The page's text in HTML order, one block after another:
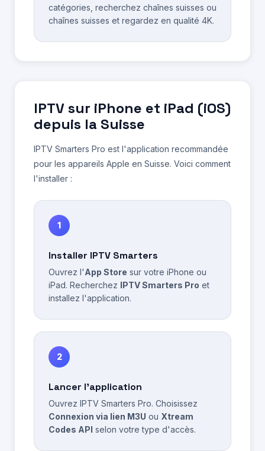
catégories, recherchez chaînes suisses ou
chaînes suisses et regardez en qualité 4K.
IPTV sur iPhone et iPad (iOS)
depuis la Suisse
IPTV Smarters Pro est l'application recommandée
pour les appareils Apple en Suisse. Voici comment
l'installer :
1
Installer IPTV Smarters
Ouvrez l'App Store sur votre iPhone ou
iPad. Recherchez IPTV Smarters Pro et
installez l'application.
2
Lancer l'application
Ouvrez IPTV Smarters Pro. Choisissez
Connexion via lien M3U ou Xtream
Codes API selon votre type d'accès.